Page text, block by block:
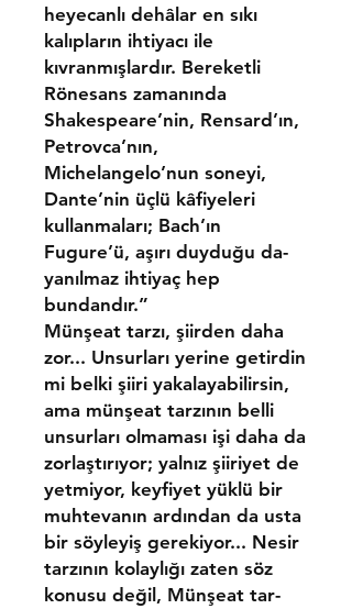
heyecanlı dehâlar en sıkı
kalıpların ihtiyacı ile
kıvranmışlardır. Bereketli
Röne­sans zamanında
Shakespeare’nin, Rensard’ın,
Petrovca’nın,
Michelangelo’nun so­neyi,
Dante’nin üçlü kâfiyeleri
kullanmaları; Bach’ın
Fugure’ü, aşırı duyduğu da­
yanılmaz ihtiyaç hep
bundandır.”
Münşeat tarzı, şiirden daha
zor... Unsurları yerine getirdin
mi belki şiiri yakala­yabilirsin,
ama münşeat tar­zının belli
unsurları olmama­sı işi daha da
zorlaştırıyor; yalnız şiiriyet de
yetmiyor, keyfiyet yüklü bir
muhteva­nın ardından da usta
bir söyleyiş gerekiyor... Nesir
tarzının kolaylığı zaten söz
konusu değil, Münşeat tar­